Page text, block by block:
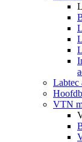
Labtec
VTN